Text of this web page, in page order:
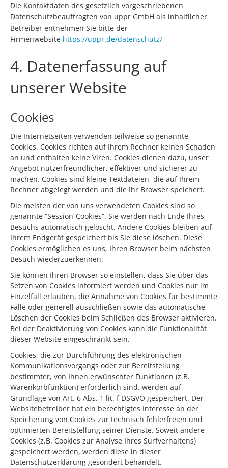
Die Kontaktdaten des gesetzlich vorgeschriebenen
Datenschutzbeauftragten von uppr GmbH als inhaltlicher
Betreiber entnehmen Sie bitte der
Firmenwebsite https://uppr.de/datenschutz/
4. Datenerfassung auf
unserer Website
Cookies
Die Internetseiten verwenden teilweise so genannte
Cookies. Cookies richten auf Ihrem Rechner keinen Schaden
an und enthalten keine Viren. Cookies dienen dazu, unser
Angebot nutzerfreundlicher, effektiver und sicherer zu
machen. Cookies sind kleine Textdateien, die auf Ihrem
Rechner abgelegt werden und die Ihr Browser speichert.
Die meisten der von uns verwendeten Cookies sind so
genannte “Session-Cookies”. Sie werden nach Ende Ihres
Besuchs automatisch gelöscht. Andere Cookies bleiben auf
Ihrem Endgerät gespeichert bis Sie diese löschen. Diese
Cookies ermöglichen es uns, Ihren Browser beim nächsten
Besuch wiederzuerkennen.
Sie können Ihren Browser so einstellen, dass Sie über das
Setzen von Cookies informiert werden und Cookies nur im
Einzelfall erlauben, die Annahme von Cookies für bestimmte
Fälle oder generell ausschließen sowie das automatische
Löschen der Cookies beim Schließen des Browser aktivieren.
Bei der Deaktivierung von Cookies kann die Funktionalität
dieser Website eingeschränkt sein.
Cookies, die zur Durchführung des elektronischen
Kommunikationsvorgangs oder zur Bereitstellung
bestimmter, von Ihnen erwünschter Funktionen (z.B.
Warenkorbfunktion) erforderlich sind, werden auf
Grundlage von Art. 6 Abs. 1 lit. f DSGVO gespeichert. Der
Websitebetreiber hat ein berechtigtes Interesse an der
Speicherung von Cookies zur technisch fehlerfreien und
optimierten Bereitstellung seiner Dienste. Soweit andere
Cookies (z.B. Cookies zur Analyse Ihres Surfverhaltens)
gespeichert werden, werden diese in dieser
Datenschutzerklärung gesondert behandelt.